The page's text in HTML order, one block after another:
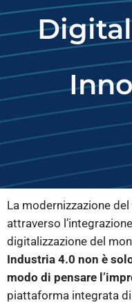
La modernizzazione
attraverso
digitalizzazione del
Industria 4.0 non è
modo di pensare
piattaforma integrata